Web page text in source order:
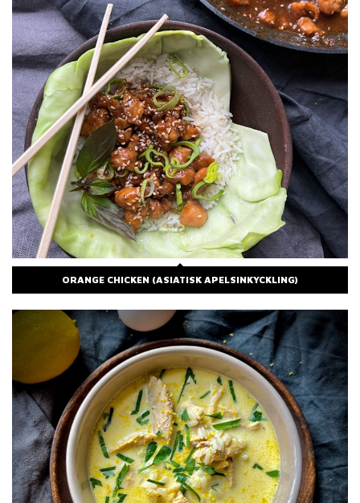
ORANGE CHICKEN (ASIATISK APELSINKYCKLING)